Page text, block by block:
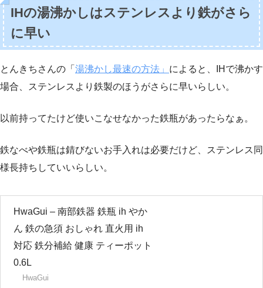
IHの湯沸かしはステンレスより鉄がさら
に早い
とんきちさんの「 湯沸かし最速の方法」 によると、IHで沸かす
場合、ステンレスより鉄製のほうがさらに早いらしい。
以前持ってたけど使いこなせなかった鉄瓶があったらなぁ。
鉄なべや鉄瓶は錆びないお手入れは必要だけど、ステンレス同
様長持ちしていいらしい。
HwaGui – 南部鉄器 鉄瓶 ih やか
ん 鉄の急須 おしゃれ 直火用 ih
対応 鉄分補給 健康 ティーポット
0.6L
HwaGui